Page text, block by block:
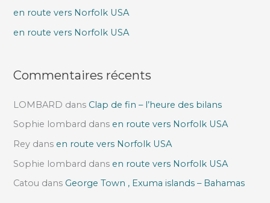
e
en route vers Norfolk USA
en route vers Norfolk USA
Commentaires récents
LOMBARD dans Clap de fin – l’heure des bilans
Sophie lombard dans en route vers Norfolk USA
Rey dans en route vers Norfolk USA
Sophie lombard dans en route vers Norfolk USA
Catou dans George Town , Exuma islands – Bahamas